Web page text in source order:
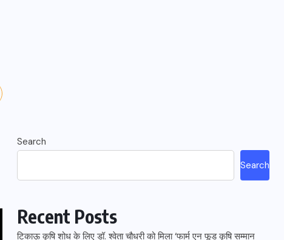
Search
Search
Recent Posts
टिकाऊ कृषि शोध के लिए डॉ. श्वेता चौधरी को मिला ‘फार्म एन फूड कृषि सम्मान